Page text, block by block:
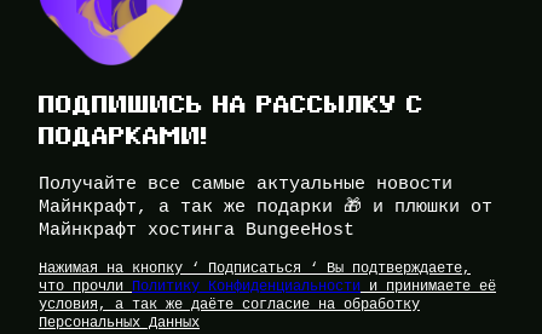
ПОДПИШИСЬ НА РАССЫЛКУ С
ПОДАРКАМИ!
Получайте все самые актуальные новости
Майнкрафт, а так же подарки 🎁 и плюшки от
Майнкрафт хостинга BungeeHost
Нажимая на кнопку ‘ Подписаться ‘ Вы подтверждаете,
что прочли Политику Конфиденциальности и принимаете её
условия, а так же даёте согласие на обработку
Персональных Данных